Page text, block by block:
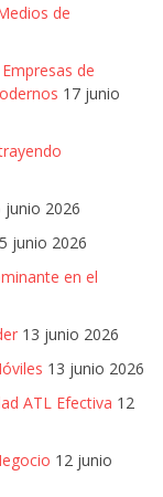
de
de
17 junio
junio 2026
junio 2026
en el
13 junio 2026
13 junio 2026
ATL Efectiva 12
12 junio